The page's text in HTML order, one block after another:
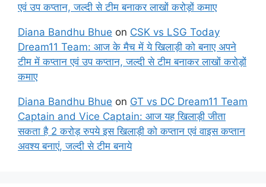
एवं उप कप्तान, जल्दी से टीम बनाकर लाखों करोड़ों कमाए
Diana Bandhu Bhue on CSK vs LSG Today
Dream11 Team: आज के मैच में ये खिलाड़ी को बनाए अपने
टीम में कप्तान एवं उप कप्तान, जल्दी से टीम बनाकर लाखों करोड़ों
कमाए
Diana Bandhu Bhue on GT vs DC Dream11 Team
Captain and Vice Captain: आज यह खिलाड़ी जीता
सकता है 2 करोड़ रुपये इस खिलाड़ी को कप्तान एवं वाइस कप्तान
अवश्य बनाएं, जल्दी से टीम बनाये